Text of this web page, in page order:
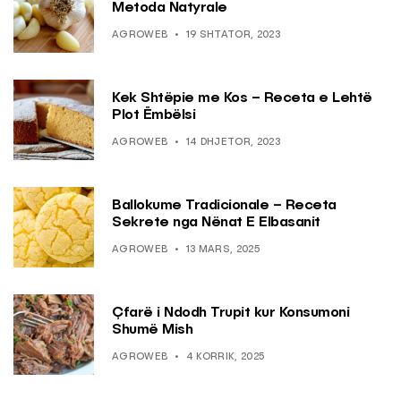
Metoda Natyrale
AGROWEB 19 SHTATOR, 2023
Kek Shtëpie me Kos – Receta e Lehtë
Plot Ëmbëlsi
AGROWEB 14 DHJETOR, 2023
Ballokume Tradicionale – Receta
Sekrete nga Nënat E Elbasanit
AGROWEB 13 MARS, 2025
Çfarë i Ndodh Trupit kur Konsumoni
Shumë Mish
AGROWEB 4 KORRIK, 2025